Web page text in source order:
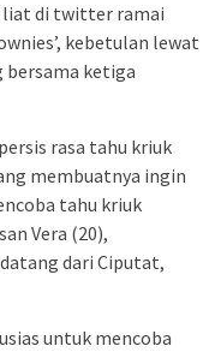
liat di twitter ramai
kebetulan lewat
bersama ketiga
rasa tahu kriuk
membuatnya ingin
tahu kriuk
Vera (20),
dari Ciputat,
untuk mencoba